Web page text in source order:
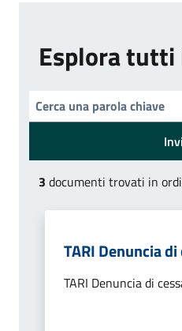
Esplora
3 documenti trovati in
TARI Denuncia
TARI Denuncia di